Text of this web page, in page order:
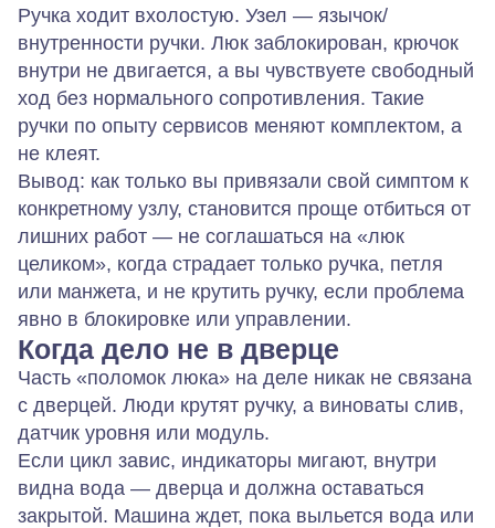
Ручка ходит вхолостую. Узел — язычок/
внутренности ручки. Люк заблокирован, крючок
внутри не двигается, а вы чувствуете свободный
ход без нормального сопротивления. Такие
ручки по опыту сервисов меняют комплектом, а
не клеят.
Вывод: как только вы привязали свой симптом к
конкретному узлу, становится проще отбиться от
лишних работ — не соглашаться на «люк
целиком», когда страдает только ручка, петля
или манжета, и не крутить ручку, если проблема
явно в блокировке или управлении.
Когда дело не в дверце
Часть «поломок люка» на деле никак не связана
с дверцей. Люди крутят ручку, а виноваты слив,
датчик уровня или модуль.
Если цикл завис, индикаторы мигают, внутри
видна вода — дверца и должна оставаться
закрытой. Машина ждет, пока выльется вода или